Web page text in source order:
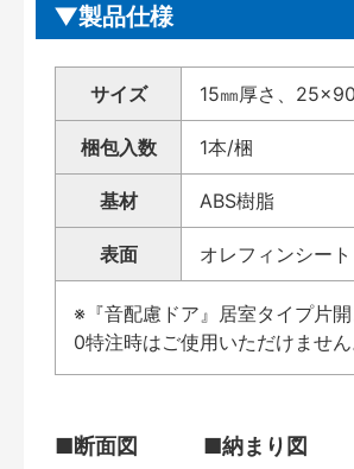
製品仕様
サイズ 15㎜厚さ、
梱包入数 1本/梱
基材 ABS樹脂
表面 オレフィンシート
※『音配慮ドア』居室タイプ片
0特注時はご使用いただけません
■断面図 ■納まり図